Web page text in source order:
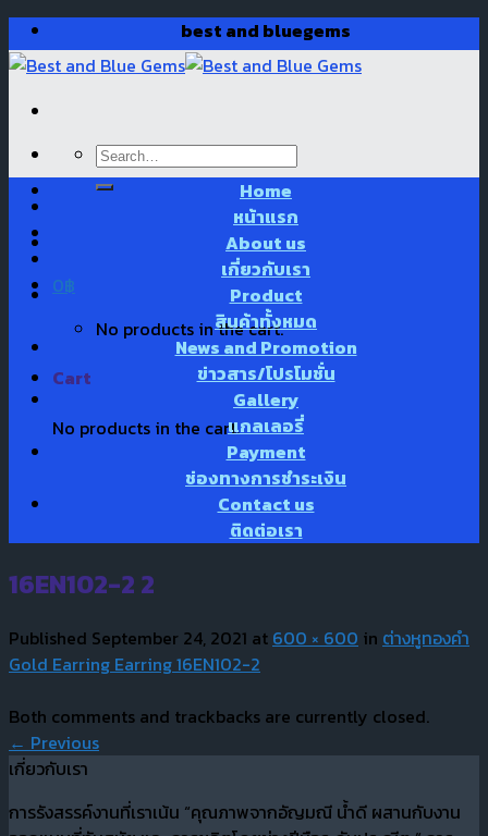
Skip
to
content
best and bluegems
Search
for:
0฿
No products in the cart.
Cart
No products in the cart.
Home
หน้าแรก
About us
เกี่ยวกับเรา
Product
สินค้าทั้งหมด
News and Promotion
ข่าวสาร/โปรโมชั่น
Gallery
แกลเลอรี่
Payment
ช่องทางการชำระเงิน
Contact us
ติดต่อเรา
16EN102-2 2
Published September 24, 2021 at 600 × 600 in ต่างหูทองคำ
Gold Earring Earring 16EN102-2
Both comments and trackbacks are currently closed.
← Previous
เกี่ยวกับเรา
การรังสรรค์งานที่เราเน้น “คุณภาพจากอัญมณี น้ำดี ผสานกับงาน